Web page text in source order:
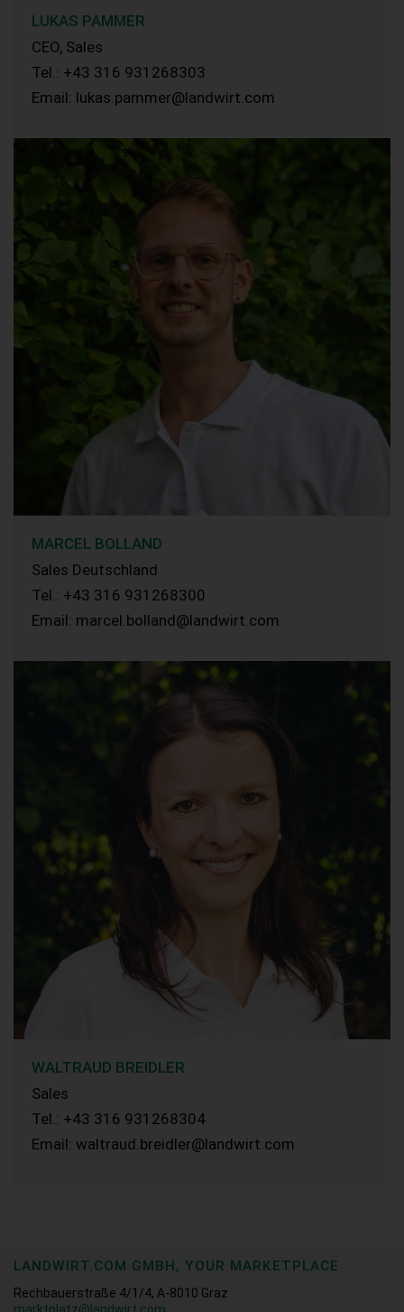
LUKAS PAMMER
CEO, Sales
Tel.: +43 316 931268303
Email: lukas.pammer@landwirt.com
MARCEL BOLLAND
Sales Deutschland
Tel.: +43 316 931268300
Email: marcel.bolland@landwirt.com
WALTRAUD BREIDLER
Sales
Tel.: +43 316 931268304
Email: waltraud.breidler@landwirt.com
LANDWIRT.COM GMBH, YOUR MARKETPLACE
Rechbauerstraße 4/1/4, A-8010 Graz